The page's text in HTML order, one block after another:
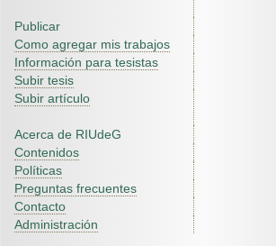
Publicar
Como agregar mis trabajos
Información para tesistas
Subir tesis
Subir artículo
Acerca de RIUdeG
Contenidos
Políticas
Preguntas frecuentes
Contacto
Administración